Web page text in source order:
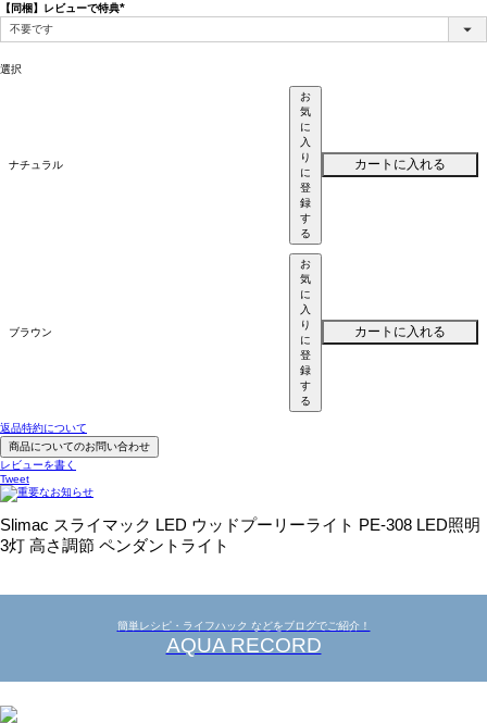
【同梱】レビューで特典
選択
ナチュラル
お
気
に
入
り
に
登
録
す
る
カートに入れる
ブラウン
お
気
に
入
り
に
登
録
す
る
カートに入れる
返品特約について
商品についてのお問い合わせ
レビューを書く
Tweet
Slimac スライマック LED ウッドプーリーライト PE-308 LED照明
3灯 高さ調節 ペンダントライト
簡単レシピ・ライフハック などをブログでご紹介！
AQUA RECORD